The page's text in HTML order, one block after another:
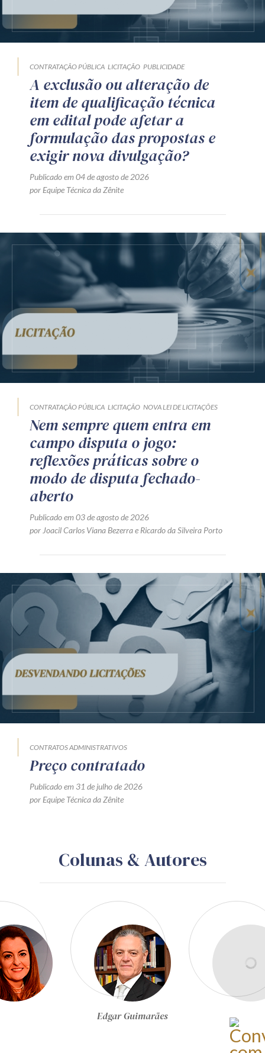
CONTRATAÇÃO PÚBLICA LICITAÇÃO PUBLICIDADE
A exclusão ou alteração de
item de qualificação técnica
em edital pode afetar a
formulação das propostas e
exigir nova divulgação?
Publicado em 04 de agosto de 2026
por Equipe Técnica da Zênite
CONTRATAÇÃO PÚBLICA LICITAÇÃO NOVA LEI DE LICITAÇÕES
Nem sempre quem entra em
campo disputa o jogo:
reflexões práticas sobre o
modo de disputa fechado-
aberto
Publicado em 03 de agosto de 2026
por Joacil Carlos Viana Bezerrae Ricardo da Silveira Porto
CONTRATOS ADMINISTRATIVOS
Preço contratado
Publicado em 31 de julho de 2026
por Equipe Técnica da Zênite
Colunas & Autores
Egon Bockmann Moreira